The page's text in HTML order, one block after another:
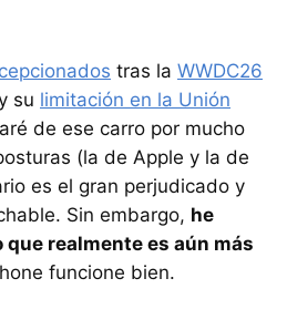
tras la WWDC26
su limitación en la Unión
de ese carro por mucho
(la de Apple y la de
es el gran perjudicado y
Sin embargo, he
realmente es aún más
funcione bien.